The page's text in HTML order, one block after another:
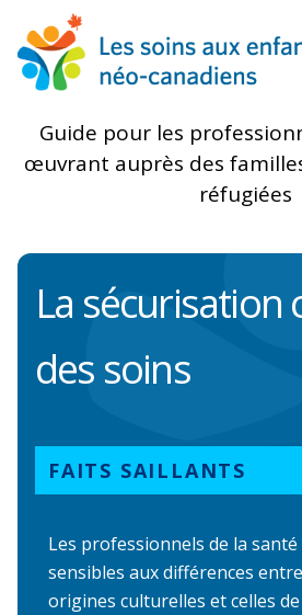
Guide pour les
œuvrant auprès des
réfugiées
La sécurisation
des soins
FAITS SAILLANTS
Les professionnels de la
sensibles aux différences
origines culturelles et celles